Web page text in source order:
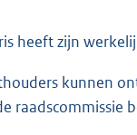
heeft zijn
kunnen
raadscommissie